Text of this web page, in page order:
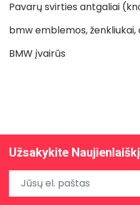
Pavarų svirties antgaliai
bmw emblemos,
BMW įvairūs
Užsakykite Naujienlaiškį